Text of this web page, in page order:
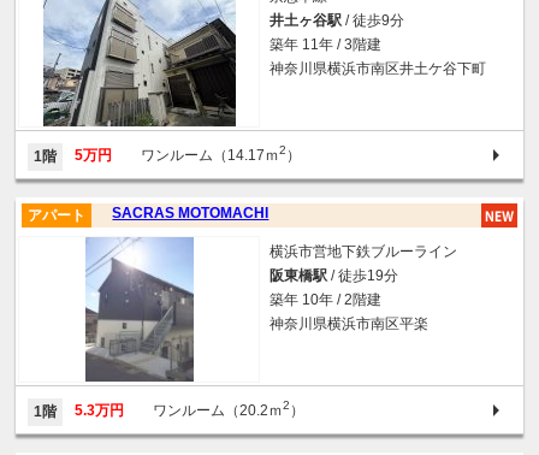
井土ヶ谷駅 / 徒歩9分
築年 11年 / 3階建
神奈川県横浜市南区井土ケ谷下町
1階 5万円 ワンルーム（14.17ｍ2 ）
SACRAS MOTOMACHI
アパート
横浜市営地下鉄ブルーライン
阪東橋駅 / 徒歩19分
築年 10年 / 2階建
神奈川県横浜市南区平楽
1階 5.3万円 ワンルーム（20.2ｍ2 ）